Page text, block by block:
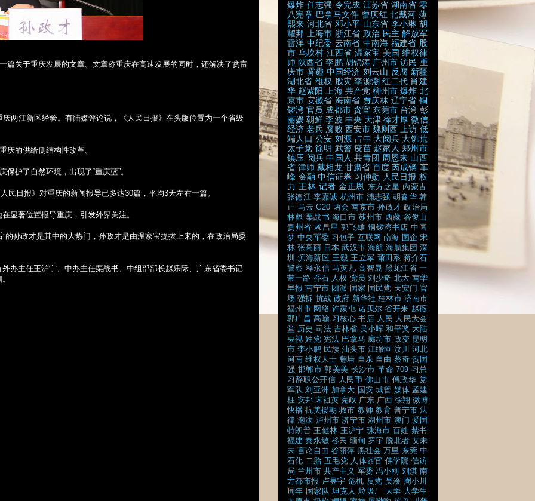
篇关于重庆发展的文章。文章称重庆在高速发展的同时，还解决了贫富
两江新区经验。有陆媒评论说，《人民日报》在头版位置为一个省级
庆的供给侧结构性改革。
护了自然环境，出现了“重庆蓝”。
民日报》对重庆的新闻报导已多达30篇，平均3天左右一篇。
显著位置报导重庆，引发外界关注。
”的孙政才是其中的大热门，孙政才是由温家宝提拔上来的，在政治局委
办主任王沪宁、中办主任栗战书、中组部部长赵乐际、广东省委书记
爆炸 任志强 令完成 江苏省 湖南省 零
八宪章 巴拿马文件 曾庆红 北戴河 薄
熙来 河北省 邓小平 山东省 李小琳 胡
耀邦
上海市 浙江省 政治 民主 解放军
雷洋 中纪委 云南省 中南海 福建省 股
市 乌坎村 江西省 温家宝 美国 维权律
师 陕西省 李鹏 胡锦涛 广州市 访民 重
庆市 雾霾 中国经济 刘云山 反腐 新疆
湖北省 维权 股灾 李源潮 红二代 肖建
华 赵紫阳 上海 共产党 柳州市 爆炸 北
京市 安徽省 海南省 贾庆林 辽宁省 铜
锣湾 官员 成都市 贪官 东莞市 台湾 彭
丽媛 朝鲜 李波 中央 天津 徐才厚 微信
经济 老兵 腐败 西安市 魏则西 上访 低
端人口 公安 刘源 占中 大阅兵 大饥荒
太子党 徐明 武警 疫苗 赵家人 郑州市
镇压 阅兵 中国人 共青团 周恩来 山西
省 律师 戴相龙 甘肃省 百度 芮成钢 车
峰 金融 中信证券 习仲勋 人民日报 权
力 王林 记者 金正恩 东方之星 内蒙古
张德江 李嘉诚 杭州市 浦志强 胡春华 韩
正 马云 G20 两会 南京市 孙政才 政治局
林彪 栗战书 海口市 苏州市 西藏 谷俊山
贵州省 赖昌星 郭飞雄 铜锣湾书店 中国
梦 中央军委 习包子 互联网 南海 国企 宋
林 张高丽 日本 武汉市 海航 海航集团 深
圳
滨海新区 王毅 王立军 莆田系 蒋介石
警察 释永信 马英九 高智晟 黑龙江省 一
带一路 乔石 人权 党员 刘少奇 北大 南华
早报 南宁市 团派 国家 国民党 天安门 官
场 强拆 抗战 政府 新华社 桂林市 济南市
福州市 网络 许家屯 诺贝尔 谷开来 赵薇
郭广昌 高瑜 习核心 书店 人民 人民大会
堂 历史 司法 吉林省 吴小晖 和平奖 大陆
央视 姓党 宪法 巴拿马 廊坊市 政变 昆明
市 李小鹏 民族 汕头市 江绵恒 汶川
河北
河南 维权人士 翻墙 自杀 自由 蔡奇 贺国
强 邯郸市 郭美美 长沙市 革命 709 习总
习辞职公开信 人民币 佛山市 傅政华 党
军队 刘亚洲 加拿大 国安 城管 媒体 孟建
柱 安邦 宋祖英 宪政 广东 广西 徐翔 微博
快播 抗美援朝 救市 教师 教育 普宁市 法
律 泡沫 泸州市 济宁市 湖州市 澳门 爱国
特朗普 王健林 王沪宁 珠海市 百姓 禁书
福建 秦永敏 移民 缅甸 罗宇 脱北者 艾未
未 言论自由 谷丽萍 黑社会 万里 东莞 中
石化 二胎 五毛党 人体器官 佛学院 信访
局 兰州市 共产主义 军委 冯小刚 刘淇 南
方都市报 卢昱宇 危机 反党 吴淦 周小川
周年 国家队 坦克人 垃圾厂 大学 大学生